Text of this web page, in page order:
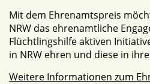
Mit dem Ehrenamtspreis
NRW das ehrenamtliche
Flüchtlingshilfe aktiven
in NRW ehren und diese in
Weitere Informationen zum